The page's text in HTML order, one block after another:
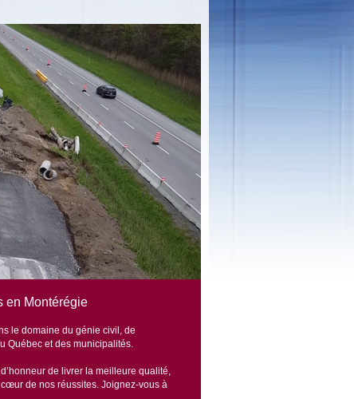
en Montérégie
le domaine du génie civil, de
Québec et des municipalités.
de livrer la meilleure qualité,
de nos réussites. Joignez-vous à